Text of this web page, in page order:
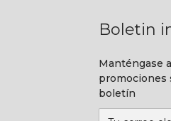
Boletin
Manténgase
promociones
boletín